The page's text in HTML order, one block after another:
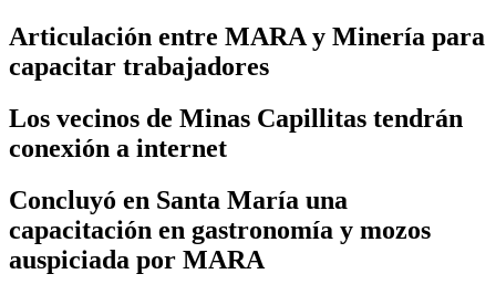
Articulación entre MARA y Minería para
capacitar trabajadores
Los vecinos de Minas Capillitas tendrán
conexión a internet
Concluyó en Santa María una
capacitación en gastronomía y mozos
auspiciada por MARA